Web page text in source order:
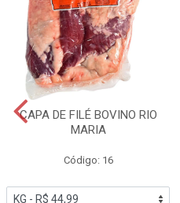
CAPA DE FILÉ BOVINO RIO
MARIA
Código: 16